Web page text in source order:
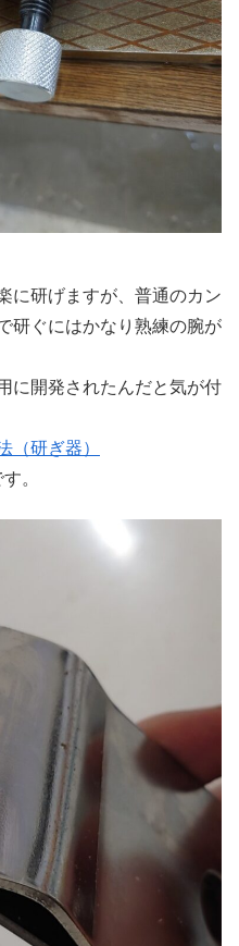
に研げますが、普通のカン
研ぐにはかなり熟練の腕が
に開発されたんだと気が付
（研ぎ器）
。